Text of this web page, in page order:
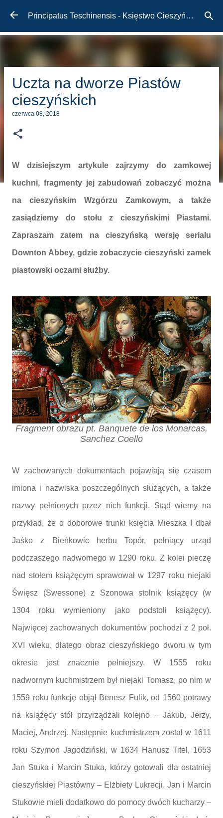
Przejdź do głównej zawartości Principatus Teschinensis - Księstwo Cieszyńskie
Uczta na dworze Piastów
cieszyńskich
czerwca 08, 2018
W dzisiejszym artykule zajrzymy do zamkowej
kuchni, fragmenty jej zabudowań zobaczyć można
na cieszyńskim Wzgórzu Zamkowym, a także
zasiądziemy do stołu z cieszyńskimi Piastami.
Zapraszam zatem na cieszyńską wersję serialu
Downton Abbey, gdzie zobaczycie cieszyński zamek
piastowski oczami służby.
Fragment obrazu pt. Banquete de los Monarcas,
Sanchez Coello
W zachowanych dokumentach pojawiają się czasem
imiona i nazwiska poszczególnych służących, a także
nazwy pełnionych przez nich funkcji. Stąd wiemy na
przykład, że o doborowe trunki księcia Mieszka I dbał
Jaśko z Bieńkowic herbu Topór, pełniący urząd
podczaszego nadwornego w 1290 roku. Z kolei pieczę
nad stołem książęcym sprawował w 1297 roku niejaki
Święsz (Swessone) z Szonowa stolnik książęcy (w
1304 roku wymieniony jako podstoli książęcy).
Najwięcej zachowanych dokumentów pochodzi z 2 poł.
XVI wieku, dlatego obraz cieszyńskiego dworu w tym
okresie jest znacznie pełniejszy. W 1555 roku
nadwornym kuchmistrzem był niejaki Tomasz, po nim w
1559 roku funkcję objął Benesz Fulik, od 1560 potrawy
na książęcy stół przyrządzali kolejno − Jakub, Jerzy,
Maciej, Andrzej. Następnie kuchmistrzem został w 1611
roku Szymon Jagodziński, w 1634 Hanusz Titel, 1653
Jan Stuka i Marcin Stuka, którzy gotowali dla ostatniej
cieszyńskiej Piastówny – Elżbiety Lukrecji. Jan i Marcin
Stukowie mieli dodatkowo do pomocy dwóch kucharzy –